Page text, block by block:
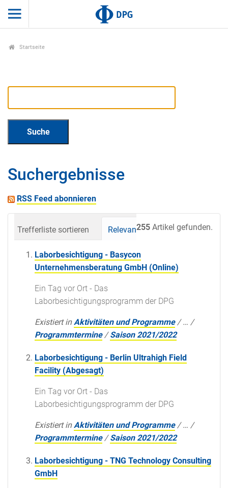
Startseite
Suchergebnisse
RSS Feed abonnieren
255 Artikel gefunden.
Trefferliste sortieren Relevanz Datum
Laborbesichtigung - Basycon
Unternehmensberatung GmbH (Online)
Ein Tag vor Ort - Das
Laborbesichtigungsprogramm der DPG
Existiert in Aktivitäten und Programme /… /
Programmtermine /Saison 2021/2022
Laborbesichtigung - Berlin Ultrahigh Field
Facility (Abgesagt)
Ein Tag vor Ort - Das
Laborbesichtigungsprogramm der DPG
Existiert in Aktivitäten und Programme /… /
Programmtermine /Saison 2021/2022
Laborbesichtigung - TNG Technology Consulting
GmbH